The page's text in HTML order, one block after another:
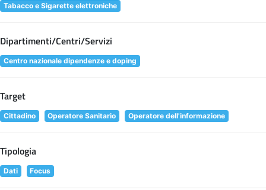
Tabacco e Sigarette elettroniche
Dipartimenti/Centri/Servizi
Centro nazionale dipendenze e doping
Target
Cittadino Operatore Sanitario Operatore dell'informazione
Tipologia
Dati Focus